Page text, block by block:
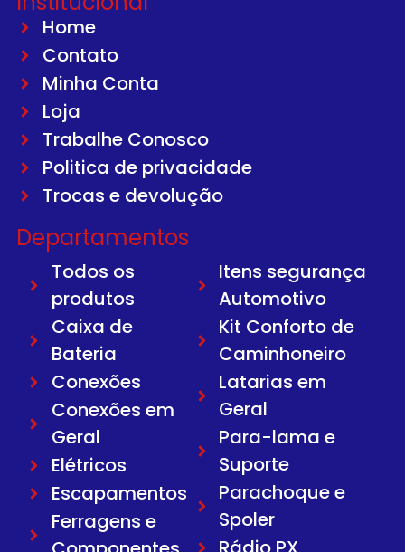
Home
Contato
Minha Conta
Loja
Trabalhe Conosco
Politica de privacidade
Trocas e devolução
Departamentos
Todos os
produtos
Caixa de
Bateria
Conexões
Conexões em
Geral
Elétricos
Escapamentos
Ferragens e
Itens segurança
Automotivo
Kit Conforto de
Caminhoneiro
Latarias em
Geral
Para-lama e
Suporte
Parachoque e
Spoler